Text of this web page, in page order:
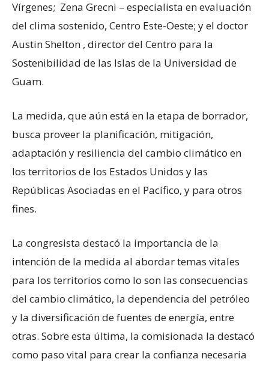
Vírgenes; Zena Grecni – especialista en evaluación
del clima sostenido, Centro Este-Oeste; y el doctor
Austin Shelton , director del Centro para la
Sostenibilidad de las Islas de la Universidad de
Guam.
La medida, que aún está en la etapa de borrador,
busca proveer la planificación, mitigación,
adaptación y resiliencia del cambio climático en
los territorios de los Estados Unidos y las
Repúblicas Asociadas en el Pacífico, y para otros
fines.
La congresista destacó la importancia de la
intención de la medida al abordar temas vitales
para los territorios como lo son las consecuencias
del cambio climático, la dependencia del petróleo
y la diversificación de fuentes de energía, entre
otras. Sobre esta última, la comisionada la destacó
como paso vital para crear la confianza necesaria